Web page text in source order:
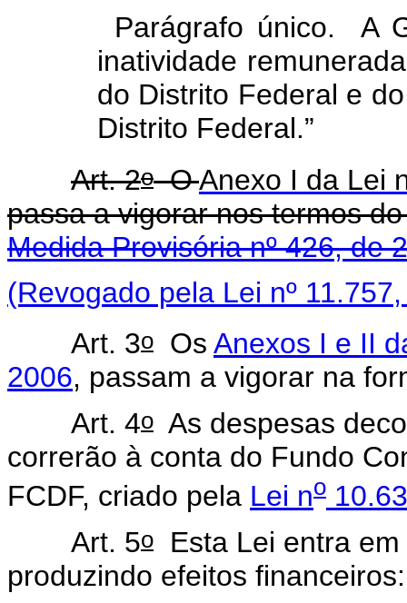
Parágrafo único. A
inatividade
do Distrito Federal e
Distrito Federal.”
Art. 2oOAnexo I da Lei
passa a vigorar nos termos
Medida Provisória nº 426, de
(Revogado pela Lei nº
Art. 3o Os Anexos I e II
2006, passam a vigorar na
Art. 4o As despesas
correrão à conta do Fundo
FCDF, criado pela Lei no
Art. 5o Esta Lei entra
produzindo efeitos